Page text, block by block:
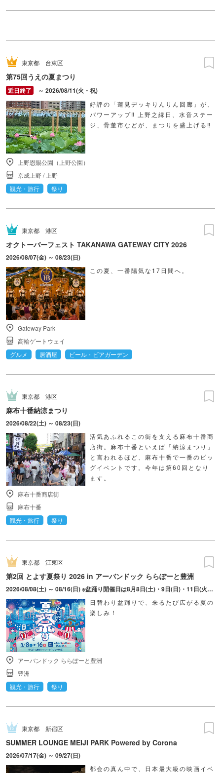
東京都 台東区
第75回うえの夏まつり
～ 2026/08/11(火・祝)
好評の「蓮見デッキりんりん回廊」が、
パワーアップ‼ 上野之縁日、水音ステー
ジ、骨董市などが、まつりを盛上げる‼
上野恩賜公園（上野公園）
京成上野/ 上野
観光・旅行
祭り
東京都 港区
オクトーバーフェスト TAKANAWA GATEWAY CITY 2026
2026/08/07(金) ～ 08/23(日)
この夏、一番陽気な17日間へ。
Gateway Park
高輪ゲートウェイ
グルメ
居酒屋 ビール・ビアガーデン
東京都 港区
麻布十番納涼まつり
2026/08/22(土) ～ 08/23(日)
活気あふれるこの街を支える麻布十番商
店街。麻布十番といえば「納涼まつり」
と言われるほど、麻布十番で一番のビッ
グイベントです。今年は第60回となり
ます。
麻布十番商店街
麻布十番
観光・旅行
祭り
東京都 江東区
第2回 とよす夏祭り 2026 in アーバンドック ららぽーと豊洲
2026/08/08(土) ～ 08/16(日) ※盆踊り開催日は8月8日(土)・9日(日)・11日(火・祝)・15日(土)・16日(日)のみ。 ※縁日およびキッチンカーについては期間中の全日程営業予定。 ※開催コンテンツは日によって異なります。
日替わり盆踊りで、来るたび広がる夏の
楽しみ！
アーバンドック ららぽーと豊洲
豊洲
観光・旅行
祭り
東京都 新宿区
SUMMER LOUNGE MEIJI PARK Powered by Corona
2026/07/17(金) ～ 09/27(日)
都会の真ん中で、日本最大級の映画イベ